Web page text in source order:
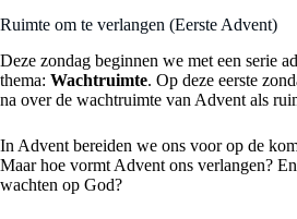
Ruimte om te verlangen (Eerste Advent)
Deze zondag beginnen we met een serie
thema: Wachtruimte. Op deze eerste
na over de wachtruimte van Advent als
In Advent bereiden we ons voor op de
Maar hoe vormt Advent ons verlangen?
wachten op God?